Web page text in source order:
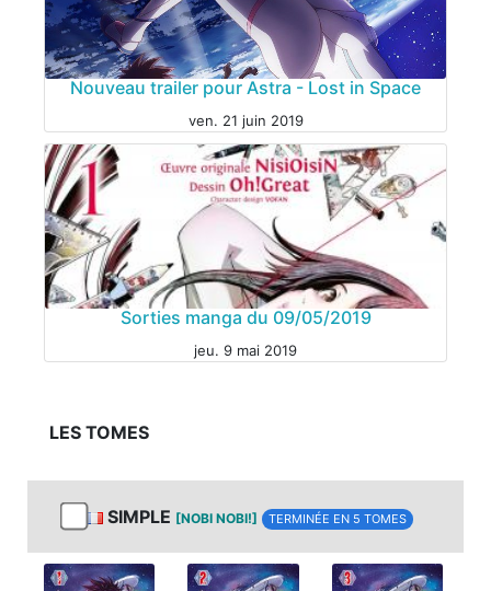
MANGA
ANIME
Nouveau trailer pour Astra - Lost in Space
ven. 21 juin 2019
Sorties manga du 09/05/2019
jeu. 9 mai 2019
LES TOMES
SIMPLE [NOBI NOBI!] TERMINÉE EN 5 TOMES